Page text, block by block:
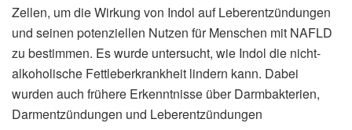
Zellen, um die Wirkung von Indol auf Leberentzündungen
und seinen potenziellen Nutzen für Menschen mit NAFLD
zu bestimmen. Es wurde untersucht, wie Indol die nicht-
alkoholische Fettleberkrankheit lindern kann. Dabei
wurden auch frühere Erkenntnisse über Darmbakterien,
Darmentzündungen und Leberentzündungen